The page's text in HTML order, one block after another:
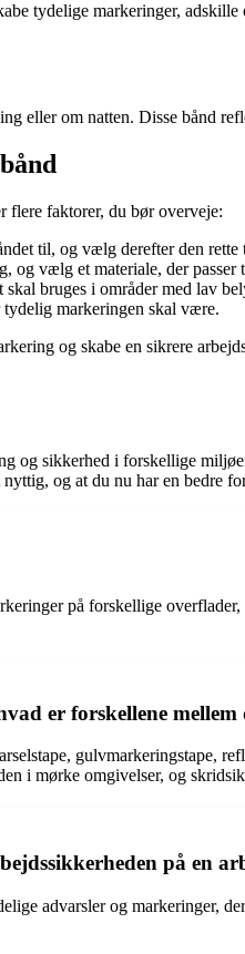
tydelige markeringer,
eller om natten. Disse bånd
faktorer, du bør overveje:
til, og vælg derefter den rette
og vælg et materiale, der passer
bruges i områder med lav
markeringen skal være.
og skabe en sikrere
sikkerhed i forskellige
og at du nu har en bedre
på forskellige
er forskellene mellem
gulvmarkeringstape,
i mørke omgivelser, og
på en
advarsler og markeringer,